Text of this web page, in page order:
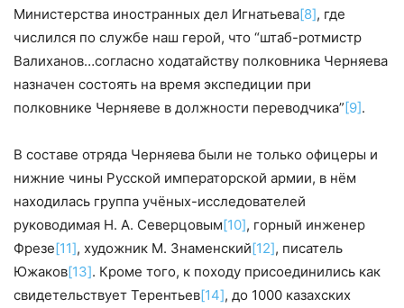
Министерства иностранных дел Игнатьева[8], где
числился по службе наш герой, что “штаб-ротмистр
Валиханов…согласно ходатайству полковника Черняева
назначен состоять на время экспедиции при
полковнике Черняеве в должности переводчика”[9].
В составе отряда Черняева были не только офицеры и
нижние чины Русской императорской армии, в нём
находилась группа учёных-исследователей
руководимая Н. А. Северцовым[10], горный инженер
Фрезе[11], художник М. Знаменский[12], писатель
Южаков[13]. Кроме того, к походу присоединились как
свидетельствует Терентьев[14], до 1000 казахских